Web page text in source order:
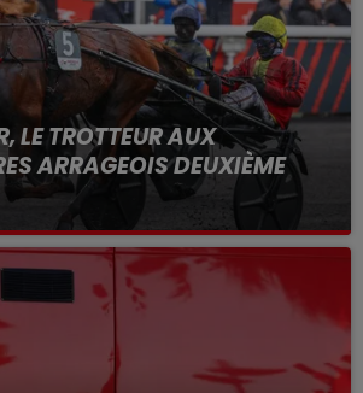
LE TROTTEUR AUX
ARRAGEOIS DEUXIÈME